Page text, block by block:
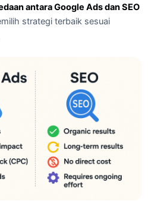
antara Google Ads dan SEO
strategi terbaik sesuai